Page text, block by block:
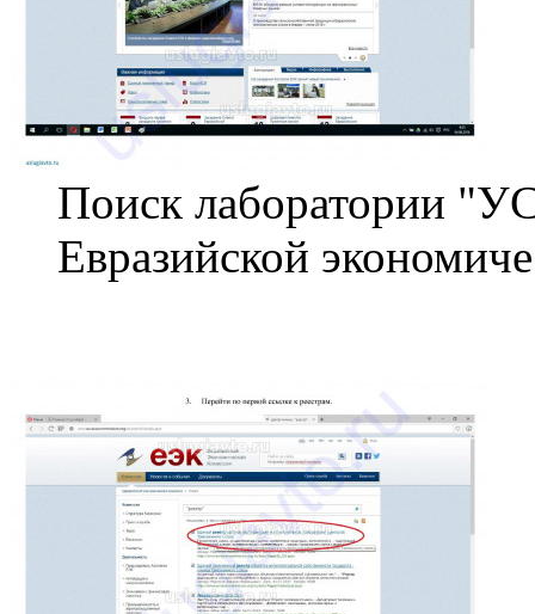
Поиск лаборатории
Евразийской